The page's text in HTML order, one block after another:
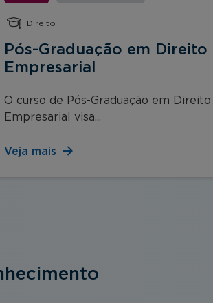
Direito
Pós-Graduação em Direito
Empresarial
O curso de Pós-Graduação em Direito
Empresarial visa...
Veja mais